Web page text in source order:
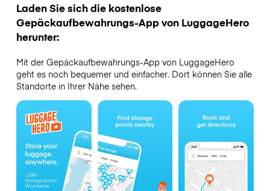
Laden Sie sich die kostenlose
Gepäckaufbewahrungs-App von LuggageHero
herunter:
Mit der Gepäckaufbewahrungs-App von LuggageHero
geht es noch bequemer und einfacher. Dort können Sie alle
Standorte in Ihrer Nähe sehen.